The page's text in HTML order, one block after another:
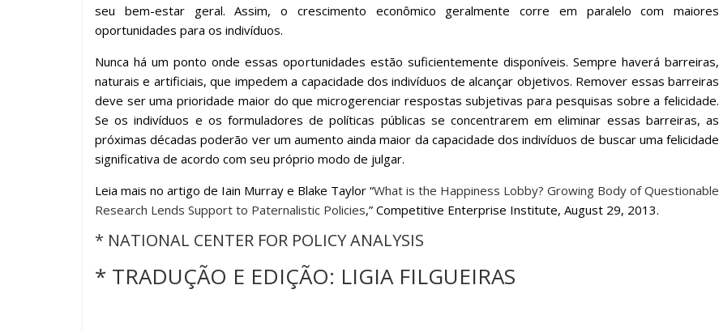
seu bem-estar geral. Assim, o crescimento econômico geralmente corre em paralelo com maiores
oportunidades para os indivíduos.
Nunca há um ponto onde essas oportunidades estão suficientemente disponíveis. Sempre haverá barreiras,
naturais e artificiais, que impedem a capacidade dos indivíduos de alcançar objetivos. Remover essas barreiras
deve ser uma prioridade maior do que microgerenciar respostas subjetivas para pesquisas sobre a felicidade.
Se os indivíduos e os formuladores de políticas públicas se concentrarem em eliminar essas barreiras, as
próximas décadas poderão ver um aumento ainda maior da capacidade dos indivíduos de buscar uma felicidade
significativa de acordo com seu próprio modo de julgar.
Leia mais no artigo de Iain Murray e Blake Taylor “What is the Happiness Lobby? Growing Body of Questionable
Research Lends Support to Paternalistic Policies,” Competitive Enterprise Institute, August 29, 2013.
* NATIONAL CENTER FOR POLICY ANALYSIS
* TRADUÇÃO E EDIÇÃO: LIGIA FILGUEIRAS